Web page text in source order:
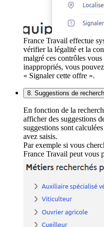
France Travail effectue
vérifier la légalité et la
malgré ces contrôles
inappropriés, vous
« Signaler cette offre ».
8. Suggestions de
En fonction de la
afficher des suggestions
suggestions sont
avez saisis.
Par exemple si vous
France Travail peut vous